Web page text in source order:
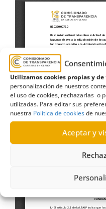
Utilizamos cookies propias y de
personalización de nuestros
el uso de cookies, rechazarlas o
utilizadas. Para editar sus
nuestra Política de cookiesde
Aceptar y